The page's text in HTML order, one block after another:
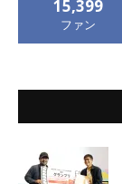
15,399
ファン